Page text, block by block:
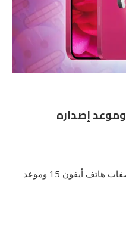
مواصفات هاتف أيفون 15 وموعد إصداره
نقدم إليك كافة التفاصيل حول مواصفات هاتف أيفون 15 وموعد